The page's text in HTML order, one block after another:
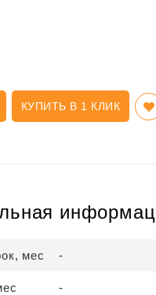
КУПИТЬ В 1 КЛИК
мес -
-